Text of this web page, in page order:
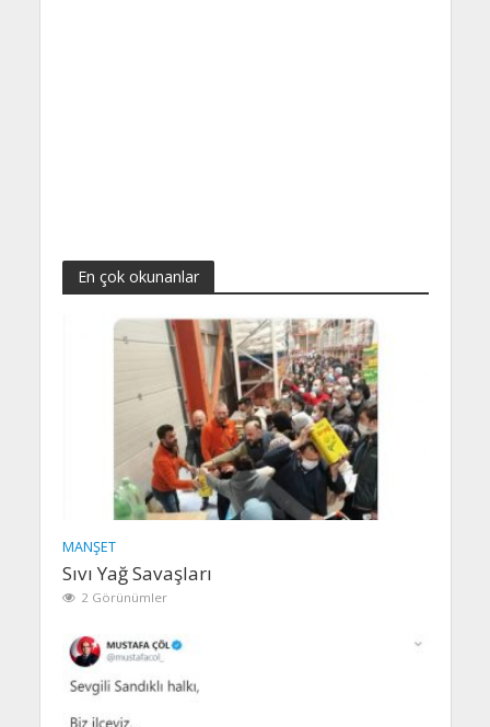
En çok okunanlar
MANŞET
Sıvı Yağ Savaşları
2 Görünümler